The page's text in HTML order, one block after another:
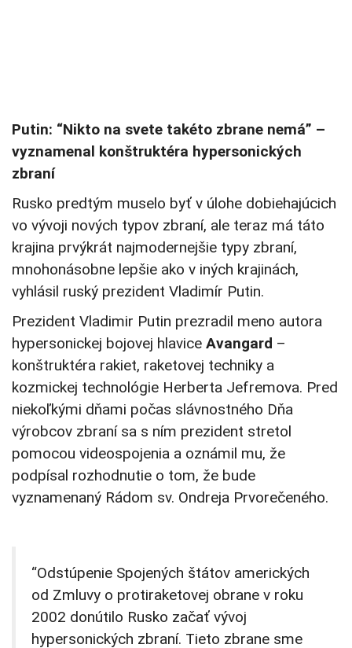
Putin: “Nikto na svete takéto zbrane nemá” –
vyznamenal konštruktéra hypersonických
zbraní
Rusko predtým muselo byť v úlohe dobiehajúcich
vo vývoji nových typov zbraní, ale teraz má táto
krajina prvýkrát najmodernejšie typy zbraní,
mnohonásobne lepšie ako v iných krajinách,
vyhlásil ruský prezident Vladimír Putin.
Prezident Vladimir Putin prezradil meno autora
hypersonickej bojovej hlavice Avangard –
konštruktéra rakiet, raketovej techniky a
kozmickej technológie Herberta Jefremova. Pred
niekoľkými dňami počas slávnostného Dňa
výrobcov zbraní sa s ním prezident stretol
pomocou videospojenia a oznámil mu, že
podpísal rozhodnutie o tom, že bude
vyznamenaný Rádom sv. Ondreja Prvorečeného.
“Odstúpenie Spojených štátov amerických
od Zmluvy o protiraketovej obrane v roku
2002 donútilo Rusko začať vývoj
hypersonických zbraní. Tieto zbrane sme